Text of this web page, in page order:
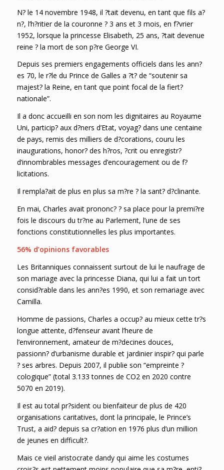
N? le 14 novembre 1948, il ?tait devenu, en tant que fils a?
n?, l’h?ritier de la couronne ? 3 ans et 3 mois, en f?vrier
1952, lorsque la princesse Elisabeth, 25 ans, ?tait devenue
reine ? la mort de son p?re George VI.
Depuis ses premiers engagements officiels dans les ann?
es 70, le r?le du Prince de Galles a ?t? de “soutenir sa
majest? la Reine, en tant que point focal de la fiert?
nationale”.
Il a donc accueilli en son nom les dignitaires au Royaume
Uni, particip? aux d?ners d’Etat, voyag? dans une centaine
de pays, remis des milliers de d?corations, couru les
inaugurations, honor? des h?ros, ?crit ou enregistr?
d’innombrables messages d’encouragement ou de f?
licitations.
Il rempla?ait de plus en plus sa m?re ? la sant? d?clinante.
En mai, Charles avait prononc? ? sa place pour la premi?re
fois le discours du tr?ne au Parlement, l’une de ses
fonctions constitutionnelles les plus importantes.
56% d’opinions favorables
Les Britanniques connaissent surtout de lui le naufrage de
son mariage avec la princesse Diana, qui lui a fait un tort
consid?rable dans les ann?es 1990, et son remariage avec
Camilla.
Homme de passions, Charles a occup? au mieux cette tr?s
longue attente, d?fenseur avant l’heure de
l’environnement, amateur de m?decines douces,
passionn? d’urbanisme durable et jardinier inspir? qui parle
? ses arbres. Depuis 2007, il publie son “empreinte ?
cologique” (total 3.133 tonnes de CO2 en 2020 contre
5070 en 2019).
Il est au total pr?sident ou bienfaiteur de plus de 420
organisations caritatives, dont la principale, le Prince’s
Trust, a aid? depuis sa cr?ation en 1976 plus d’un million
de jeunes en difficult?.
Mais ce vieil aristocrate dandy qui aime les costumes